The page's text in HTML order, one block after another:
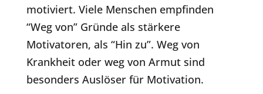
motiviert. Viele Menschen empfinden
“Weg von” Gründe als stärkere
Motivatoren, als “Hin zu”. Weg von
Krankheit oder weg von Armut sind
besonders Auslöser für Motivation.